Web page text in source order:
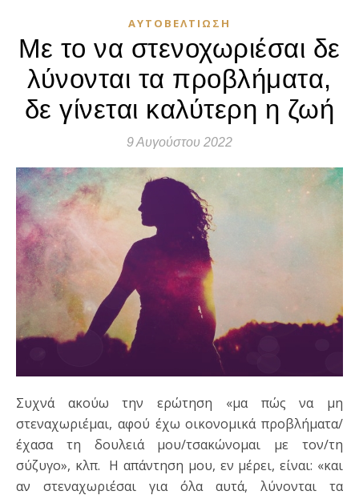
ΑΥΤΟΒΕΛΤΊΩΣΗ
Με το να στενοχωριέσαι δε
λύνονται τα προβλήματα,
δε γίνεται καλύτερη η ζωή
9 Αυγούστου 2022
Συχνά ακούω την ερώτηση «μα πώς να μη
στεναχωριέμαι, αφού έχω οικονομικά προβλήματα/
έχασα τη δουλειά μου/τσακώνομαι με τον/τη
σύζυγο», κλπ. Η απάντηση μου, εν μέρει, είναι: «και
αν στεναχωριέσαι για όλα αυτά, λύνονται τα